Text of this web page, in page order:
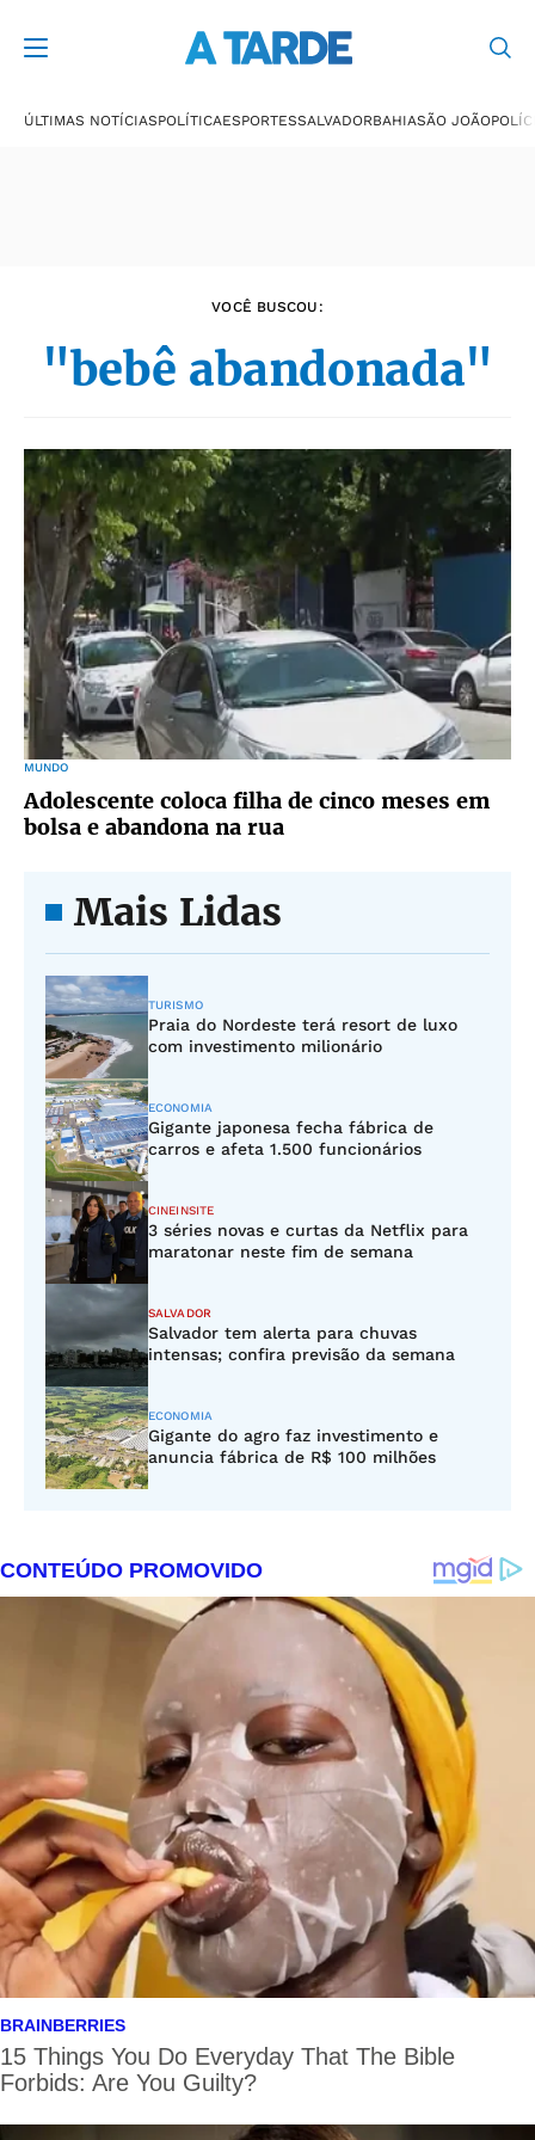
ÚLTIMAS NOTÍCIASPOLÍTICAESPORTESSALVADORBAHIASÃO JOÃO
VOCÊ BUSCOU:
"bebê abandonada"
MUNDO
Adolescente coloca filha de cinco meses em
bolsa e abandona na rua
Mais Lidas
TURISMO
Praia do Nordeste terá resort de luxo
com investimento milionário
ECONOMIA
Gigante japonesa fecha fábrica de
carros e afeta 1.500 funcionários
CINEINSITE
3 séries novas e curtas da Netflix para
maratonar neste fim de semana
SALVADOR
Salvador tem alerta para chuvas
intensas; confira previsão da semana
ECONOMIA
Gigante do agro faz investimento e
anuncia fábrica de R$ 100 milhões